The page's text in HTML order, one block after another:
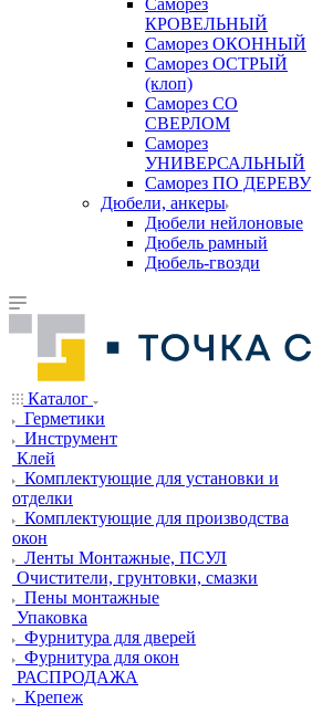
Саморез
КРОВЕЛЬНЫЙ
Саморез ОКОННЫЙ
Саморез ОСТРЫЙ
(клоп)
Саморез СО
СВЕРЛОМ
Саморез
УНИВЕРСАЛЬНЫЙ
Саморез ПО ДЕРЕВУ
Дюбели, анкеры
Дюбели нейлоновые
Дюбель рамный
Дюбель-гвозди
Каталог
Герметики
Инструмент
Клей
Комплектующие для установки и
отделки
Комплектующие для производства
окон
Ленты Монтажные, ПСУЛ
Очистители, грунтовки, смазки
Пены монтажные
Упаковка
Фурнитура для дверей
Фурнитура для окон
РАСПРОДАЖА
Крепеж